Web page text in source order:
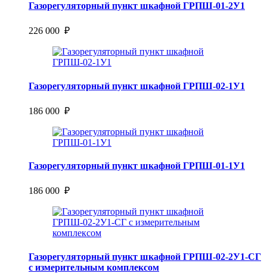
Газорегуляторный пункт шкафной ГРПШ-01-2У1
226 000 ₽
Газорегуляторный пункт шкафной ГРПШ-02-1У1
186 000 ₽
Газорегуляторный пункт шкафной ГРПШ-01-1У1
186 000 ₽
Газорегуляторный пункт шкафной ГРПШ-02-2У1-СГ
с измерительным комплексом